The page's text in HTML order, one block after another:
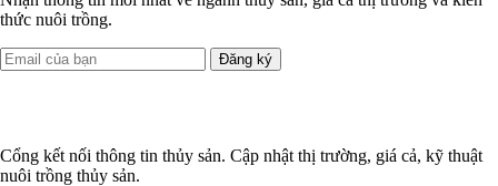
thức nuôi trồng.
Đăng ký
Cổng kết nối thông tin thủy sản. Cập nhật thị trường, giá cả, kỹ thuật
nuôi trồng thủy sản.